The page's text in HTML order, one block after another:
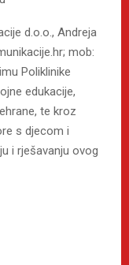
d.o.o., Andreja
mob:
Poliklinike
edukacije,
te kroz
s djecom i
i rješavanju ovog